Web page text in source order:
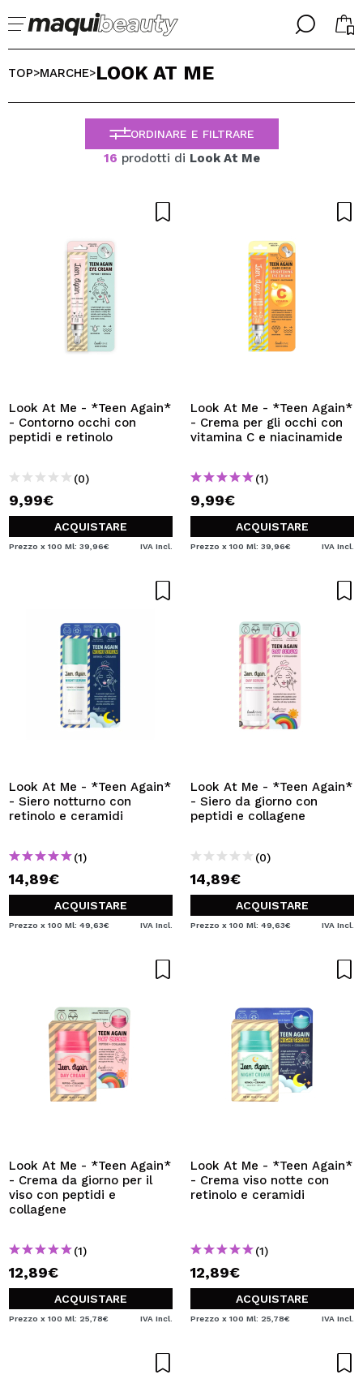
╳
BENVENUTO!
Non ho un account qui
Creando un account su Maquibeauty.it potrai fare i tuoi
acquisti velocemente, controllare lo stato dei tuoi ordini e
consultare le tue operazioni precedenti.
CREARE UN ACCOUNT
╳
SELEZIONA LA TUA LINGUA
ITALIANO
ESPAÑOL
ENGLISH
PORTUGUESE
TOP>MARCHE>LOOK AT ME
ORDINARE E FILTRARE
16 prodotti di Look At Me
Look At Me - *Teen Again*
- Contorno occhi con
peptidi e retinolo
(0)
9,99€
ACQUISTARE
Prezzo x 100 Ml: 39,96€ IVA Incl.
Look At Me - *Teen Again*
- Crema per gli occhi con
vitamina C e niacinamide
(1)
9,99€
ACQUISTARE
Prezzo x 100 Ml: 39,96€ IVA Incl.
Look At Me - *Teen Again*
- Siero notturno con
retinolo e ceramidi
(1)
14,89€
ACQUISTARE
Prezzo x 100 Ml: 49,63€ IVA Incl.
Look At Me - *Teen Again*
- Siero da giorno con
peptidi e collagene
(0)
14,89€
ACQUISTARE
Prezzo x 100 Ml: 49,63€ IVA Incl.
Look At Me - *Teen Again*
- Crema da giorno per il
viso con peptidi e
collagene
(1)
12,89€
ACQUISTARE
Prezzo x 100 Ml: 25,78€ IVA Incl.
Look At Me - *Teen Again*
- Crema viso notte con
retinolo e ceramidi
(1)
12,89€
ACQUISTARE
Prezzo x 100 Ml: 25,78€ IVA Incl.